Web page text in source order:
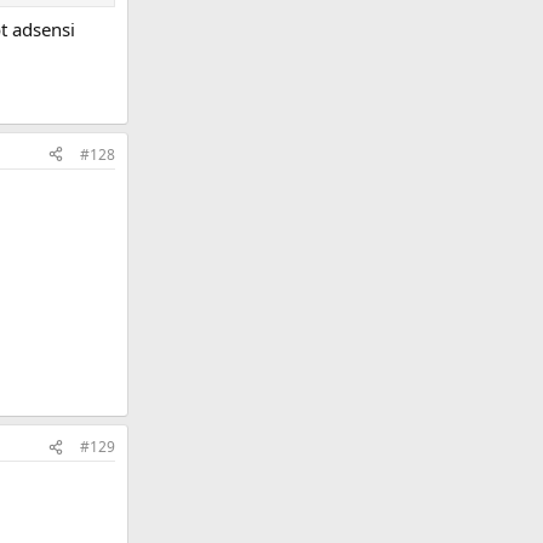
adsensi
#128
#129